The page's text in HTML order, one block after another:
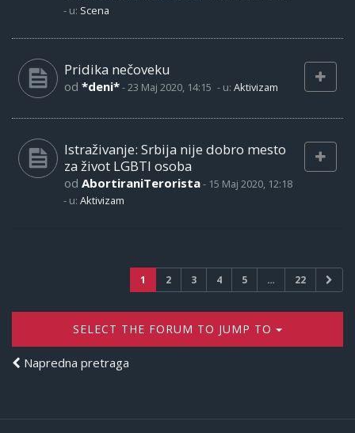
- u: Scena
Pridika nečoveku
od *deni*-23 Maj 2020, 14:15 - u: Aktivizam
Istraživanje: Srbija nije dobro mesto
za život LGBTI osoba
od AbortiraniTerorista- 15 Maj 2020, 12:18
- u: Aktivizam
1 2 3 4 5 … 22
SELECT THE FORUM TO JUMP TO
Napredna pretraga